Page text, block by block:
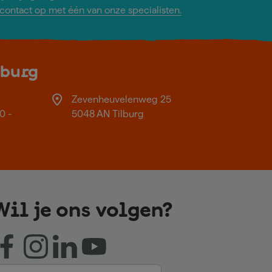
op met één van onze specialisten.
-
Zevenheuvelenweg 25
5048 AN Tilburg
je ons volgen?